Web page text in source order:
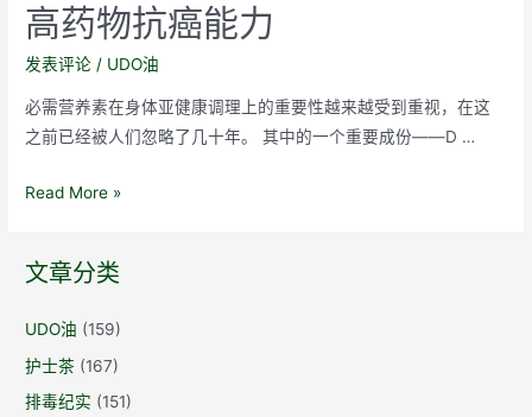
高药物抗癌能力
发表评论 / UDO油
必需营养素在身体亚健康调理上的重要性越来越受到重视，在这
之前已经被人们忽略了几十年。 其中的一个重要成份——D …
udo
需
肪
酸
DHA，
Read More »
文章分类
UDO油 (159)
护士茶 (167)
排毒纪实 (151)